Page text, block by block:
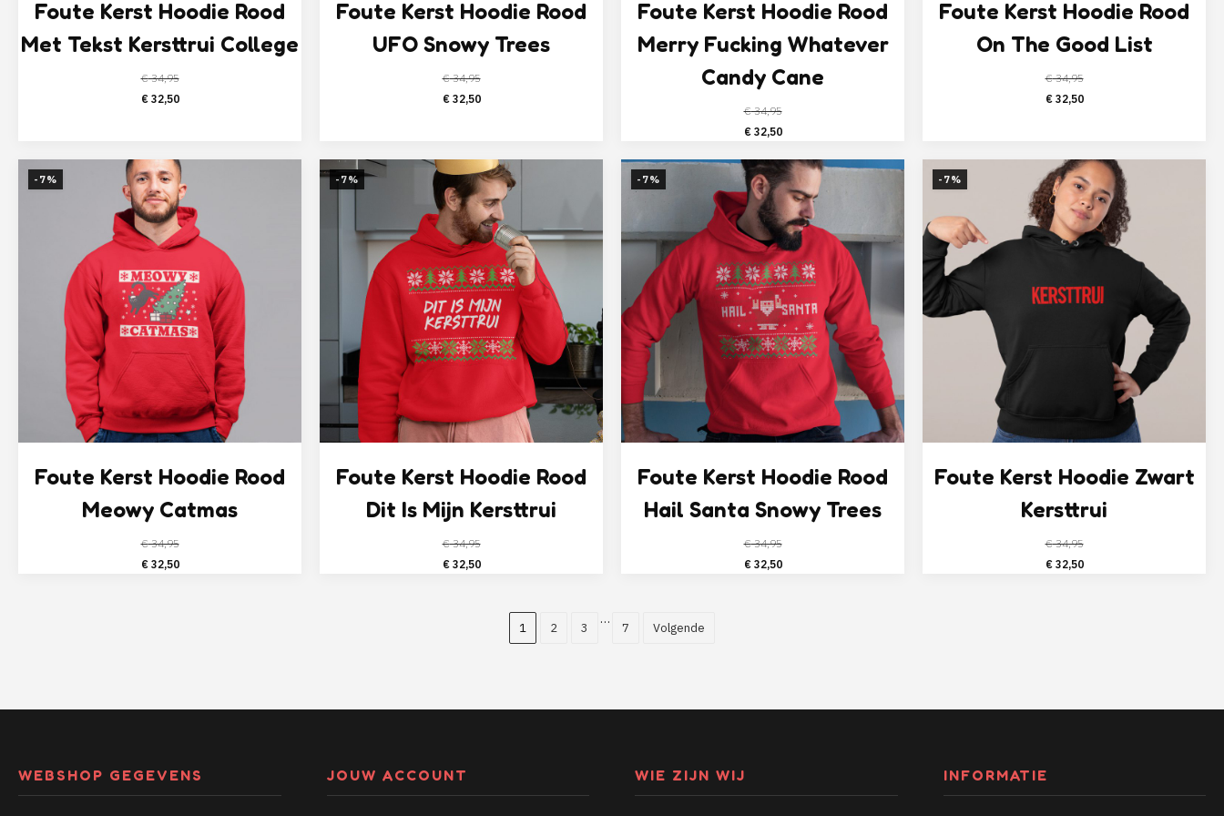
Foute Kerst Hoodie Rood
Met Tekst Kersttrui College
€34,95
Oorspronkelijke
€ 34,95.
€32,50Huidige
€ 32,50.
Foute Kerst Hoodie Rood
UFO Snowy Trees
€34,95
Oorspronkelijke
€ 34,95.
€32,50Huidige
€ 32,50.
Foute Kerst Hoodie Rood
Merry Fucking Whatever
Candy Cane
€34,95
Oorspronkelijke
was:
€ 34,95.
€32,50Huidige
is:
€ 32,50.
Foute Kerst Hoodie Rood
On The Good List
€34,95
Oorspronkelijke
€ 34,95.
€32,50Huidige
€ 32,50.
-7%
Foute Kerst Hoodie Rood
Meowy Catmas
€34,95
Oorspronkelijke
€32,50Huidige
-7%
Foute Kerst Hoodie Rood
Dit Is Mijn Kersttrui
€34,95
Oorspronkelijke
€32,50Huidige
€ 32,50.
-7%
Foute Kerst Hoodie Rood
Hail Santa Snowy Trees
€34,95
Oorspronkelijke
€32,50Huidige
-7%
Foute Kerst Hoodie Zwart
Kersttrui
€34,95
Oorspronkelijke
€32,50Huidige
1 2 3
…
7 Volgende
WEBSHOP GEGEVENS JOUW ACCOUNT WIE ZIJN WIJ INFORMATIE